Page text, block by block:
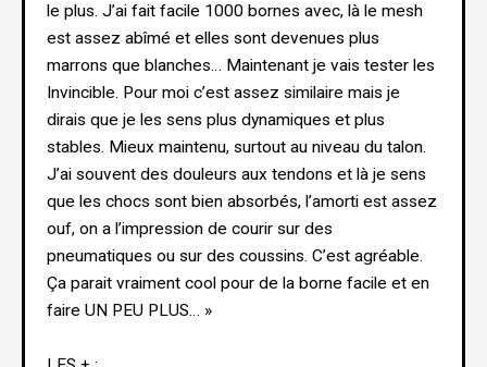
le plus. J’ai fait facile 1000 bornes avec, là le mesh
est assez abîmé et elles sont devenues plus
marrons que blanches… Maintenant je vais tester les
Invincible. Pour moi c’est assez similaire mais je
dirais que je les sens plus dynamiques et plus
stables. Mieux maintenu, surtout au niveau du talon.
J’ai souvent des douleurs aux tendons et là je sens
que les chocs sont bien absorbés, l’amorti est assez
ouf, on a l’impression de courir sur des
pneumatiques ou sur des coussins. C’est agréable.
Ça parait vraiment cool pour de la borne facile et en
faire UN PEU PLUS… »